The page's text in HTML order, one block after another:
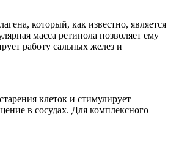
который, как известно, является
масса ретинола позволяет ему
работу сальных желез и
клеток и стимулирует
в сосудах. Для комплексного